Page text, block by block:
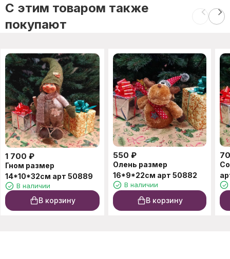
C этим товаром также
покупают
1 700 ₽
Гном размер
14*10*32см арт 50889
В наличии
В корзину
550 ₽
Олень размер
16*9*22см арт 50882
В наличии
В корзину